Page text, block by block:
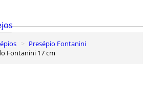
Presépio Fontanini
Fontanini 17 cm